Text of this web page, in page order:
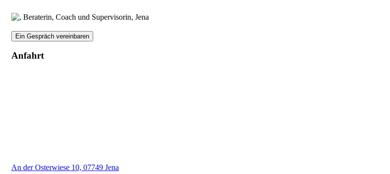
Ein Gespräch vereinbaren
Anfahrt
An der Osterwiese 10, 07749 Jena